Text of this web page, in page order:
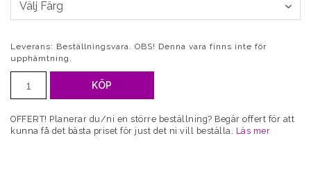
Leverans: Beställningsvara. OBS! Denna vara finns inte för
upphämtning.
KÖP
OFFERT! Planerar du/ni en större beställning? Begär offert för att
kunna få det bästa priset för just det ni vill beställa. Läs mer